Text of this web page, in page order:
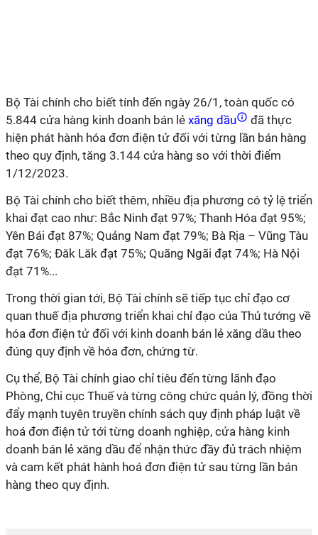
Bộ Tài chính cho biết tính đến ngày 26/1, toàn quốc có
5.844 cửa hàng kinh doanh bán lẻ xăng dầu
đã thực
hiện phát hành hóa đơn điện tử đối với từng lần bán hàng
theo quy định, tăng 3.144 cửa hàng so với thời điểm
1/12/2023.
Bộ Tài chính cho biết thêm, nhiều địa phương có tỷ lệ triển
khai đạt cao như: Bắc Ninh đạt 97%; Thanh Hóa đạt 95%;
Yên Bái đạt 87%; Quảng Nam đạt 79%; Bà Rịa – Vũng Tàu
đạt 76%; Đăk Lăk đạt 75%; Quãng Ngãi đạt 74%; Hà Nội
đạt 71%...
Trong thời gian tới, Bộ Tài chính sẽ tiếp tục chỉ đạo cơ
quan thuế địa phương triển khai chỉ đạo của Thủ tướng về
hóa đơn điện tử đối với kinh doanh bán lẻ xăng dầu theo
đúng quy định về hóa đơn, chứng từ.
Cụ thể, Bộ Tài chính giao chỉ tiêu đến từng lãnh đạo
Phòng, Chi cục Thuế và từng công chức quản lý, đồng thời
đẩy mạnh tuyên truyền chính sách quy định pháp luật về
hoá đơn điện tử tới từng doanh nghiệp, cửa hàng kinh
doanh bán lẻ xăng dầu để nhận thức đầy đủ trách nhiệm
và cam kết phát hành hoá đơn điện tử sau từng lần bán
hàng theo quy định.